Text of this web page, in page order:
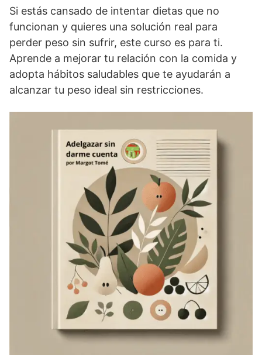
Si estás cansado de intentar dietas que no
funcionan y quieres una solución real para
perder peso sin sufrir, este curso es para ti.
Aprende a mejorar tu relación con la comida y
adopta hábitos saludables que te ayudarán a
alcanzar tu peso ideal sin restricciones.